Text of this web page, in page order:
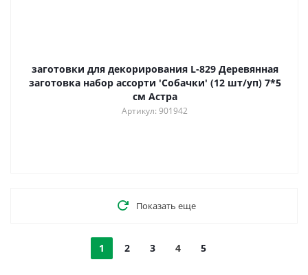
заготовки для декорирования L-829 Деревянная
заготовка набор ассорти 'Собачки' (12 шт/уп) 7*5
см Астра
Артикул: 901942
Показать еще
1 2 3 4 5